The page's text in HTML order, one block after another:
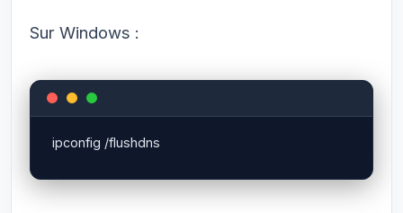
Sur Windows :